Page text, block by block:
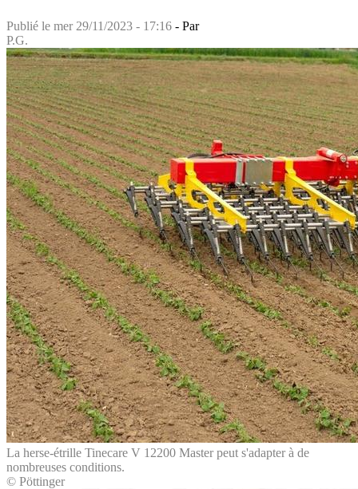
Publié le mer 29/11/2023 - 17:16 - Par
P.G.
La herse-étrille Tinecare V 12200 Master peut s'adapter à de
nombreuses conditions.
© Pöttinger